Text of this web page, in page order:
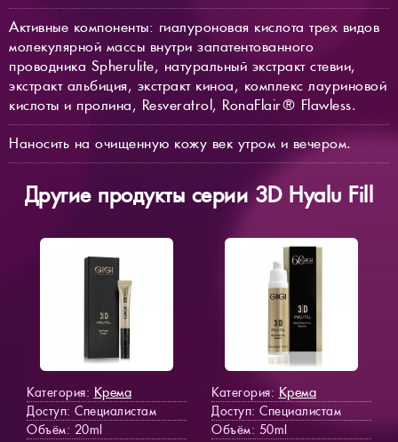
Активные компоненты: гиалуроновая кислота трех видов
молекулярной массы внутри запатентованного
проводника Spherulite, натуральный экстракт стевии,
экстракт альбиция, экстракт киноа, комплекс лауриновой
кислоты и пролина, Resveratrol, RonaFlair® Flawless.
Наносить на очищенную кожу век утром и вечером.
Другие продукты серии 3D Hyalu Fill
Категория: Крема
Доступ: Специалистам
Объём: 20ml
Категория: Крема
Доступ: Специалистам
Объём: 50ml